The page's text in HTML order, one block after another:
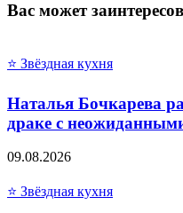
Вас может
⭐ Звёздная кухня
Наталья Бочкарева
драке с
09.08.2026
⭐ Звёздная кухня